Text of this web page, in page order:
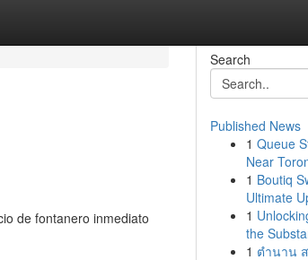
de fontanero inmediato
Search
Published News
1 Queue
Near
1 Boutiq
Ultimate
1
the
1 ตำนาน